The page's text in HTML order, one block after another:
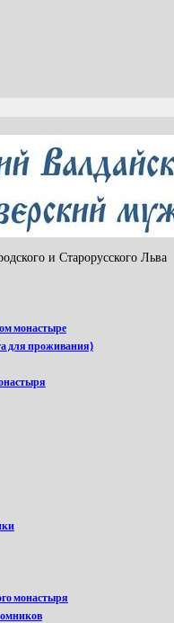
и Старорусского Льва
монастыре
для проживания)
монастыря